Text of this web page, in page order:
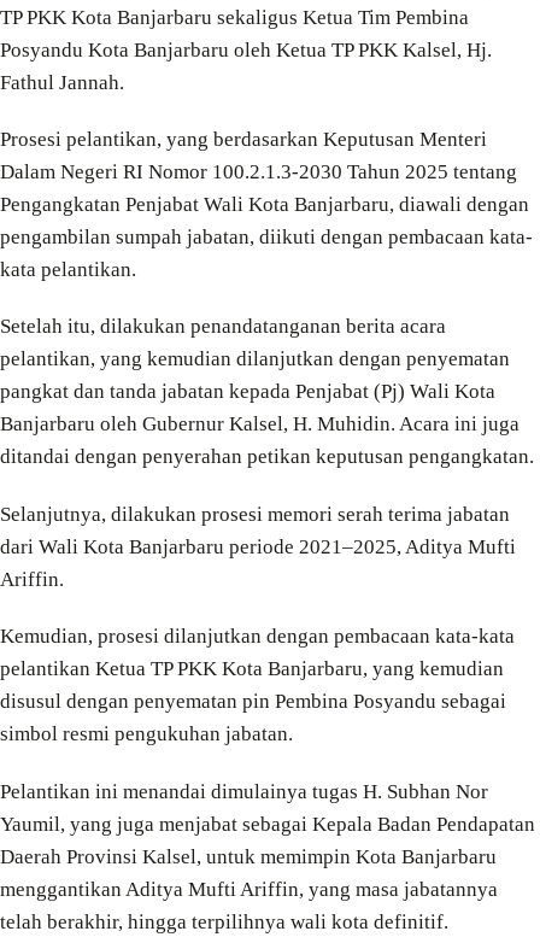
TP PKK Kota Banjarbaru sekaligus Ketua Tim Pembina
Posyandu Kota Banjarbaru oleh Ketua TP PKK Kalsel, Hj.
Fathul Jannah.
Prosesi pelantikan, yang berdasarkan Keputusan Menteri
Dalam Negeri RI Nomor 100.2.1.3-2030 Tahun 2025 tentang
Pengangkatan Penjabat Wali Kota Banjarbaru, diawali dengan
pengambilan sumpah jabatan, diikuti dengan pembacaan kata-
kata pelantikan.
Setelah itu, dilakukan penandatanganan berita acara
pelantikan, yang kemudian dilanjutkan dengan penyematan
pangkat dan tanda jabatan kepada Penjabat (Pj) Wali Kota
Banjarbaru oleh Gubernur Kalsel, H. Muhidin. Acara ini juga
ditandai dengan penyerahan petikan keputusan pengangkatan.
Selanjutnya, dilakukan prosesi memori serah terima jabatan
dari Wali Kota Banjarbaru periode 2021–2025, Aditya Mufti
Ariffin.
Kemudian, prosesi dilanjutkan dengan pembacaan kata-kata
pelantikan Ketua TP PKK Kota Banjarbaru, yang kemudian
disusul dengan penyematan pin Pembina Posyandu sebagai
simbol resmi pengukuhan jabatan.
Pelantikan ini menandai dimulainya tugas H. Subhan Nor
Yaumil, yang juga menjabat sebagai Kepala Badan Pendapatan
Daerah Provinsi Kalsel, untuk memimpin Kota Banjarbaru
menggantikan Aditya Mufti Ariffin, yang masa jabatannya
telah berakhir, hingga terpilihnya wali kota definitif.